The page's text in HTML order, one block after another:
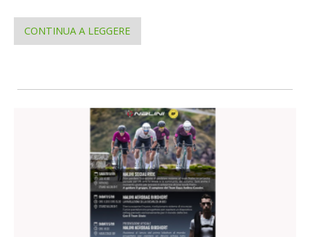
CONTINUA A LEGGERE